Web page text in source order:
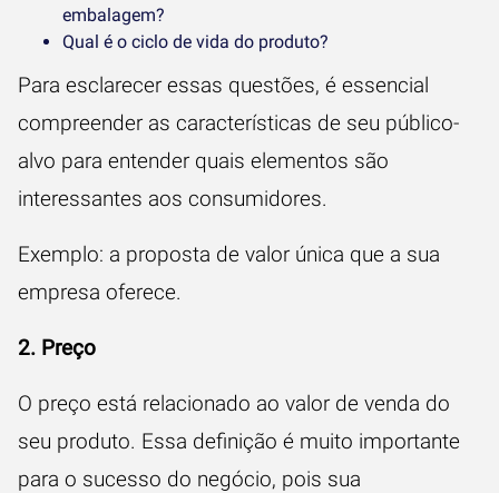
embalagem?
Qual é o ciclo de vida do produto?
Para esclarecer essas questões, é essencial
compreender as características de seu público-
alvo para entender quais elementos são
interessantes aos consumidores.
Exemplo: a proposta de valor única que a sua
empresa oferece.
2. Preço
O preço está relacionado ao valor de venda do
seu produto. Essa definição é muito importante
para o sucesso do negócio, pois sua